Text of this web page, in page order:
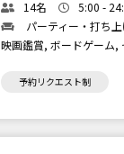
14名 5:00 -
パーティー・打ち
映画鑑賞, ボードゲーム,
予約リクエスト制